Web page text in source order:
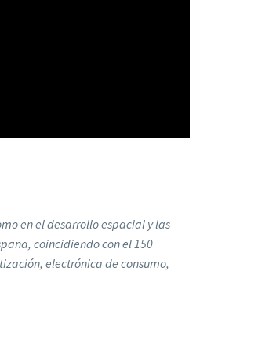
en el desarrollo espacial y las
coincidiendo con el 150
electrónica de consumo,